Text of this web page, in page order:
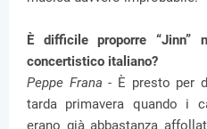
È difficile proporre “Jinn”
concertistico italiano?
Peppe Frana - È presto per
tarda primavera quando i
erano già abbastanza